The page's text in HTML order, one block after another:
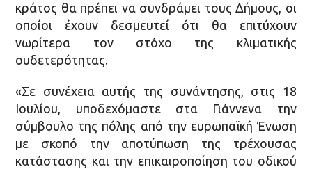
κράτος θα πρέπει να συνδράμει τους Δήμους, οι
οποίοι έχουν δεσμευτεί ότι θα επιτύχουν
νωρίτερα τον στόχο της κλιματικής
ουδετερότητας.
«Σε συνέχεια αυτής της συνάντησης, στις 18
Ιουλίου, υποδεχόμαστε στα Γιάννενα την
σύμβουλο της πόλης από την ευρωπαϊκή Ένωση
με σκοπό την αποτύπωση της τρέχουσας
κατάστασης και την επικαιροποίηση του οδικού